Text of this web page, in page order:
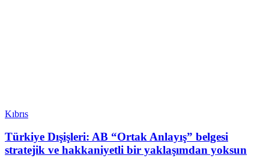
Kıbrıs
Türkiye Dışişleri: AB “Ortak Anlayış” belgesi
stratejik ve hakkaniyetli bir yaklaşımdan yoksun